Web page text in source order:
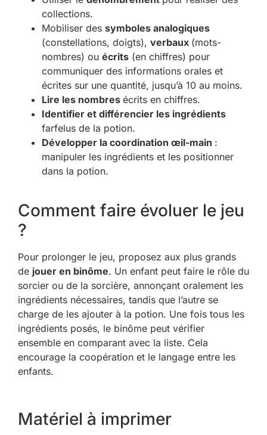
collections.
Mobiliser des symboles analogiques
(constellations, doigts), verbaux (mots-
nombres) ou écrits (en chiffres) pour
communiquer des informations orales et
écrites sur une quantité, jusqu’à 10 au moins.
Lire les nombres écrits en chiffres.
Identifier et différencier les ingrédients
farfelus de la potion.
Développer la coordination œil-main :
manipuler les ingrédients et les positionner
dans la potion.
Comment faire évoluer le jeu
?
Pour prolonger le jeu, proposez aux plus grands
de jouer en binôme. Un enfant peut faire le rôle du
sorcier ou de la sorcière, annonçant oralement les
ingrédients nécessaires, tandis que l’autre se
charge de les ajouter à la potion. Une fois tous les
ingrédients posés, le binôme peut vérifier
ensemble en comparant avec la liste. Cela
encourage la coopération et le langage entre les
enfants.
Matériel à imprimer